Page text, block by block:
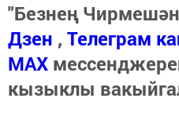
"Безнең
Дзен , Телеграм
МАХ
кызыклы